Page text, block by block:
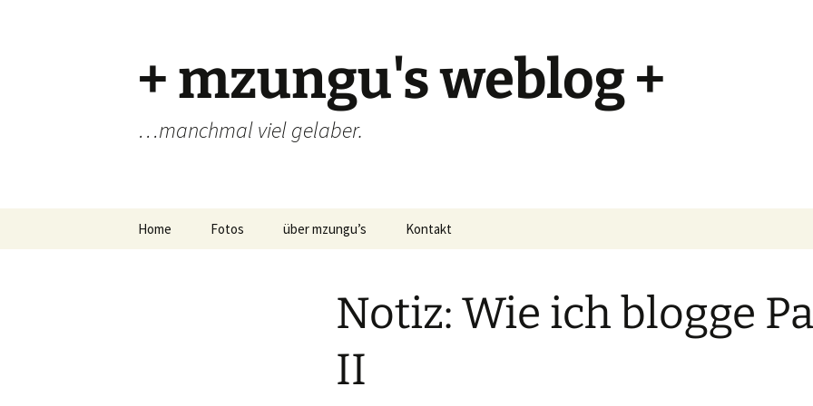
+ mzungu's weblog +
…manchmal viel gelaber.
Home Fotos über mzungu’s Kontakt
Notiz: Wie ich blogge
II